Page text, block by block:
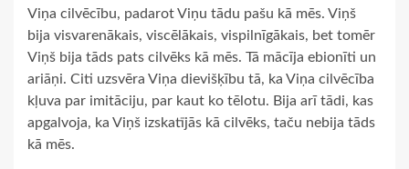
Viņa cilvēcību, padarot Viņu tādu pašu kā mēs. Viņš
bija visvarenākais, viscēlākais, vispilnīgākais, bet tomēr
Viņš bija tāds pats cilvēks kā mēs. Tā mācīja ebionīti un
ariāņi. Citi uzsvēra Viņa dievišķību tā, ka Viņa cilvēcība
kļuva par imitāciju, par kaut ko tēlotu. Bija arī tādi, kas
apgalvoja, ka Viņš izskatījās kā cilvēks, taču nebija tāds
kā mēs.